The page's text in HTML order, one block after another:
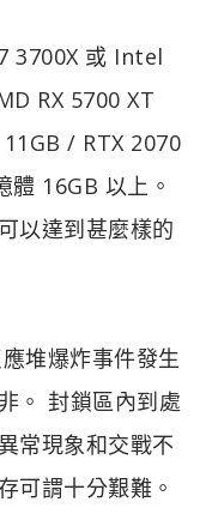
3700X 或 Intel
RX 5700 XT
/ RTX 2070
體 16GB 以上。
以達到甚麼樣的
堆爆炸事件發生
。 封鎖區內到處
常現象和交戰不
可謂十分艱難。